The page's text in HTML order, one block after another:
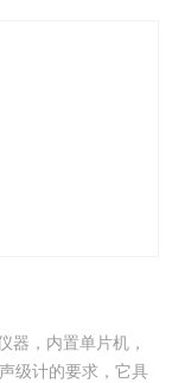
器，内置单片机，
级计的要求，它具